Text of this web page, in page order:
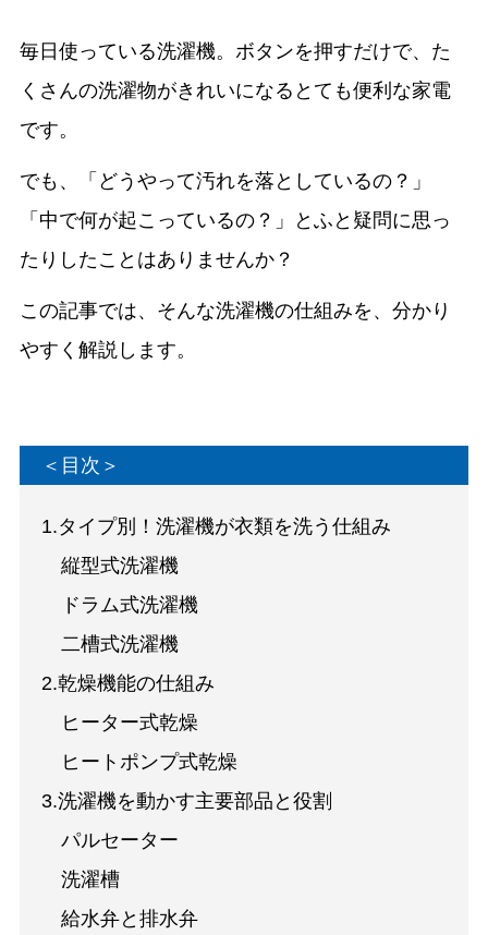
毎日使っている洗濯機。ボタンを押すだけで、た
くさんの洗濯物がきれいになるとても便利な家電
です。
でも、「どうやって汚れを落としているの？」
「中で何が起こっているの？」とふと疑問に思っ
たりしたことはありませんか？
この記事では、そんな洗濯機の仕組みを、分かり
やすく解説します。
＜目次＞
1.タイプ別！洗濯機が衣類を洗う仕組み
縦型式洗濯機
ドラム式洗濯機
二槽式洗濯機
2.乾燥機能の仕組み
ヒーター式乾燥
ヒートポンプ式乾燥
3.洗濯機を動かす主要部品と役割
パルセーター
洗濯槽
給水弁と排水弁